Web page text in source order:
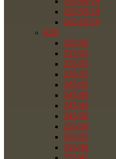
255/55/19
265/50/19
R20
225/50
225/55
235/35
235/55
245/35
245/40
245/45
245/50
255/30
255/35
255/40